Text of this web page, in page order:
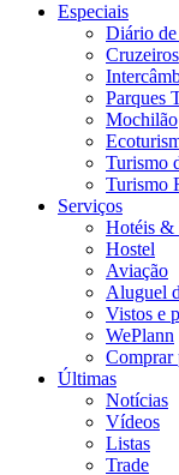
Especiais
Diário
Cruzeiros
Parques
Mochilão
Turismo
Turismo
Serviços
Hotéis &
Hostel
Aviação
Aluguel
Vistos e
WePlann
Comprar
Últimas
Notícias
Vídeos
Listas
Trade